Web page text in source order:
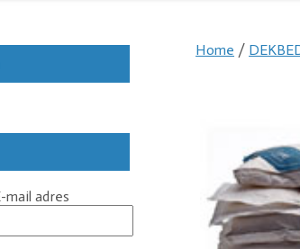
mail adres
Home /